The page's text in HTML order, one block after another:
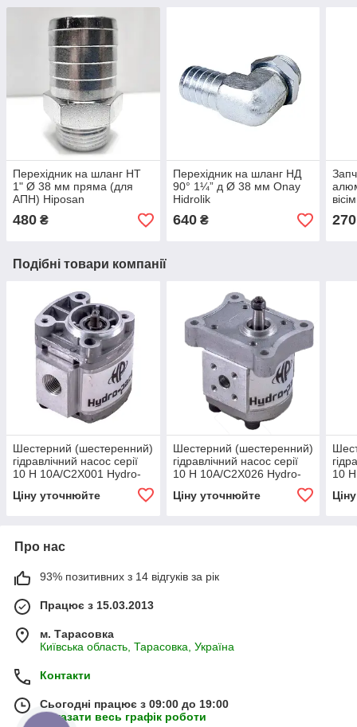
Перехідник на шланг НТ
1" Ø 38 мм пряма (для
АПН) Hiposan
480 ₴
Перехідник на шланг НД
90° 1¼” д Ø 38 мм Onay
Hidrolik
640₴ 270
Подібні товари компанії
Шестерний (шестеренний)
гідравлічний насос серії
10 H 10A/C2X001 Hydro-
Ціну уточнюйте
Шестерний (шестеренний)
гідравлічний насос серії
10 H 10A/C2X026 Hydro-
Ціну уточнюйте
10
Про нас
93% позитивних з 14 відгуків за рік
Працює з 15.03.2013
м. Тарасовка
Київська область, Тарасовка, Україна
Контакти
Сьогодні працює з 09:00 до 19:00
Показати весь графік роботи